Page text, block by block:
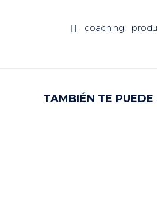
 coaching
TAMBIÉN TE PUEDE